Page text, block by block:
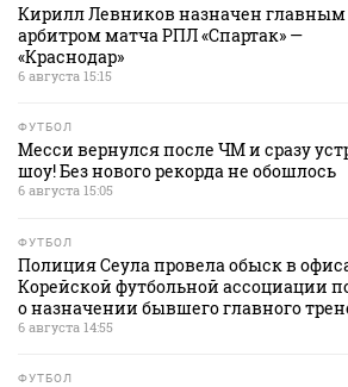
Кирилл Левников назначен главным
арбитром матча РПЛ «Спартак» —
«Краснодар»
6 августа 15:15
ФУТБОЛ
Месси вернулся после ЧМ и сразу
шоу! Без нового рекорда не обошлось
6 августа 15:05
ФУТБОЛ
Полиция Сеула провела обыск в
Корейской футбольной ассоциации
о назначении бывшего главного
6 августа 14:55
ФУТБОЛ